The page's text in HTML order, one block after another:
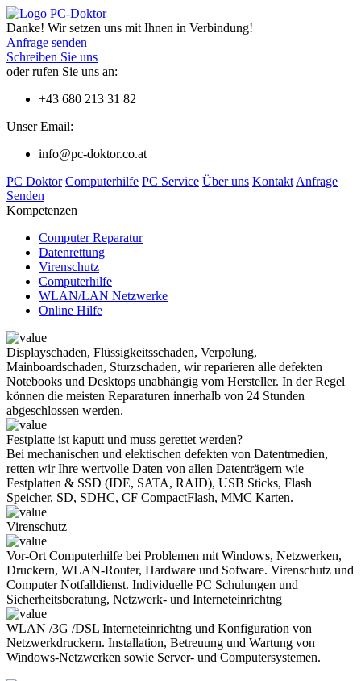
Danke! Wir setzen uns mit Ihnen in Verbindung!
Anfrage senden
Schreiben Sie uns
oder rufen Sie uns an:
+43 680 213 31 82
Unser Email:
info@pc-doktor.co.at
PC Doktor Computerhilfe PC Service Über uns Kontakt Anfrage
Senden
Kompetenzen
Computer Reparatur
Datenrettung
Virenschutz
Computerhilfe
WLAN/LAN Netzwerke
Online Hilfe
Displayschaden, Flüssigkeitsschaden, Verpolung,
Mainboardschaden, Sturzschaden, wir reparieren alle defekten
Notebooks und Desktops unabhängig vom Hersteller. In der Regel
können die meisten Reparaturen innerhalb von 24 Stunden
abgeschlossen werden.
Festplatte ist kaputt und muss gerettet werden?
Bei mechanischen und elektischen defekten von Datentmedien,
retten wir Ihre wertvolle Daten von allen Datenträgern wie
Festplatten & SSD (IDE, SATA, RAID), USB Sticks, Flash
Speicher, SD, SDHC, CF CompactFlash, MMC Karten.
Virenschutz
Vor-Ort Computerhilfe bei Problemen mit Windows, Netzwerken,
Druckern, WLAN-Router, Hardware und Sofware. Virenschutz und
Computer Notfalldienst. Individuelle PC Schulungen und
Sicherheitsberatung, Netzwerk- und Interneteinrichtng
WLAN /3G /DSL Interneteinrichtng und Konfiguration von
Netzwerkdruckern. Installation, Betreuung und Wartung von
Windows-Netzwerken sowie Server- und Computersystemen.